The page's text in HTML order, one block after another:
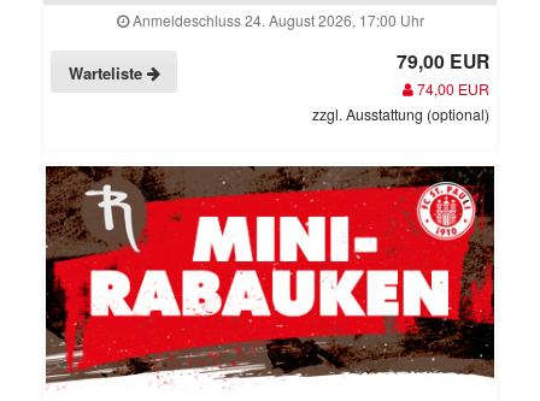
Anmeldeschluss 24. August 2026, 17:00 Uhr
Warteliste 79,00 EUR
74,00 EUR
zzgl. Ausstattung (optional)